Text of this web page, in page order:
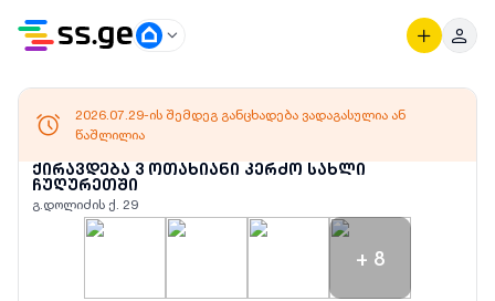
ქირავდება 3 ოთახიანი კერძო სახლი
ჩუღურეთში
გ.დოლიძის ქ. 29
+ 8
2026.07.29-ის შემდეგ განცხადება ვადაგასულია ან
წაშლილია